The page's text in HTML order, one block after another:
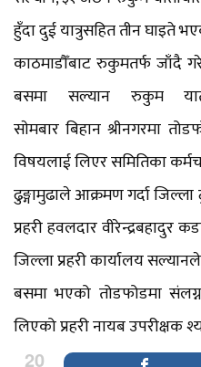
हुँदा दुई यात्रुसहित तीन घाइते
काठमाडौँबाट रुकुमतर्फ जाँदै
बसमा सल्यान रुकुम
साेमबार बिहान श्रीनगरमा
विषयलाई लिएर समितिका
ढुङ्गामुढाले आक्रमण गर्दा जिल्ला
प्रहरी हवलदार
जिल्ला प्रहरी कार्यालय
बसमा भएको तोडफोडमा
लिएको प्रहरी नायब उपरीक्षक
20